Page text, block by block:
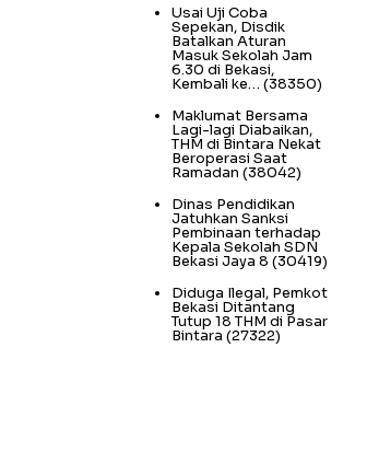
Usai Uji Coba
Sepekan, Disdik
Batalkan Aturan
Masuk Sekolah Jam
6.30 di Bekasi,
Kembali ke… (38350)
Maklumat Bersama
Lagi-lagi Diabaikan,
THM di Bintara Nekat
Beroperasi Saat
Ramadan (38042)
Dinas Pendidikan
Jatuhkan Sanksi
Pembinaan terhadap
Kepala Sekolah SDN
Bekasi Jaya 8 (30419)
Diduga Ilegal, Pemkot
Bekasi Ditantang
Tutup 18 THM di Pasar
Bintara (27322)